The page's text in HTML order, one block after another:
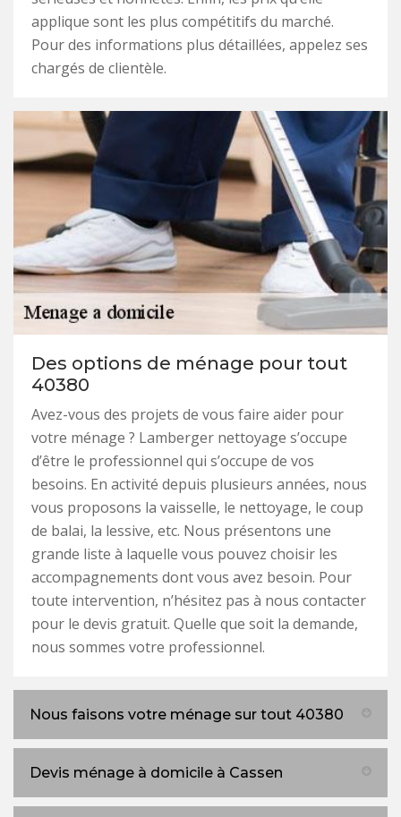
applique sont les plus compétitifs du marché.
Pour des informations plus détaillées, appelez ses
chargés de clientèle.
Des options de ménage pour tout
40380
Avez-vous des projets de vous faire aider pour
votre ménage ? Lamberger nettoyage s’occupe
d’être le professionnel qui s’occupe de vos
besoins. En activité depuis plusieurs années, nous
vous proposons la vaisselle, le nettoyage, le coup
de balai, la lessive, etc. Nous présentons une
grande liste à laquelle vous pouvez choisir les
accompagnements dont vous avez besoin. Pour
toute intervention, n’hésitez pas à nous contacter
pour le devis gratuit. Quelle que soit la demande,
nous sommes votre professionnel.
Nous faisons votre ménage sur tout 40380
Devis ménage à domicile à Cassen